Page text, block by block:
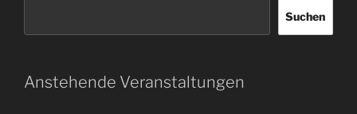
Suchen
Anstehende Veranstaltungen